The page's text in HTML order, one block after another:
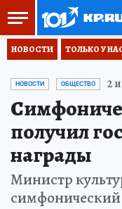
НОВОСТИ ТОЛЬКО У
НОВОСТИ ОБЩЕСТВО 2
получил
награды
Министр
симфонический